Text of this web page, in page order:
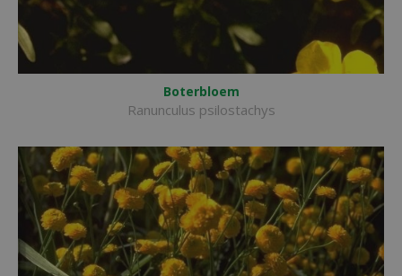
Boterbloem
Ranunculus psilostachys